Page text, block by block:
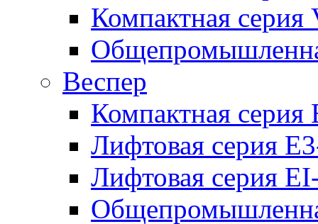
Компактная серия
Веспер
Компактная серия
Лифтовая серия
Лифтовая серия